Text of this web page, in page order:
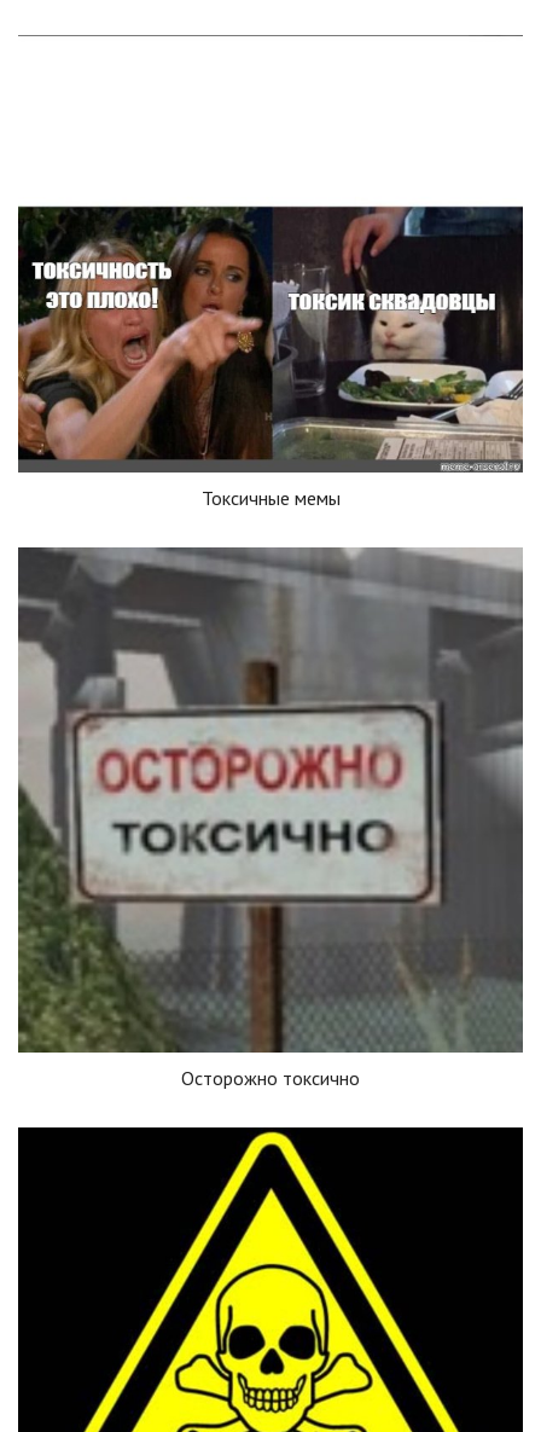
Токсичные мемы
Осторожно токсично